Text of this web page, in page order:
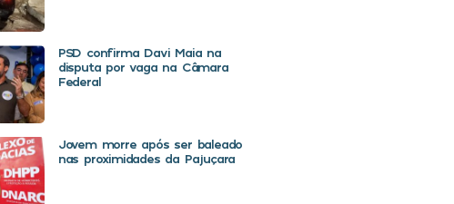
PSD confirma Davi Maia na
disputa por vaga na Câmara
Federal
Jovem morre após ser baleado
nas proximidades da Pajuçara